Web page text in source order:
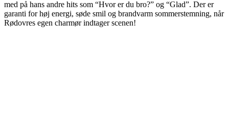
med på hans andre hits som “Hvor er du bro?” og “Glad”. Der er
garanti for høj energi, søde smil og brandvarm sommerstemning, når
Rødovres egen charmør indtager scenen!